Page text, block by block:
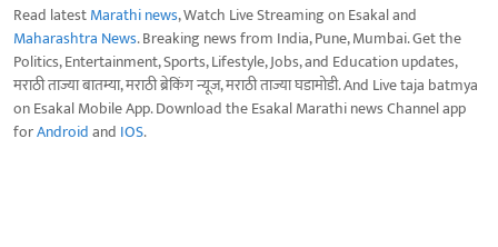
Read latestMarathi news, Watch Live Streaming on Esakal and
Maharashtra News. Breaking news from India, Pune, Mumbai. Get the
Politics, Entertainment, Sports, Lifestyle, Jobs, and Education updates,
मराठी ताज्या बातम्या, मराठी ब्रेकिंग न्यूज, मराठी ताज्या घडामोडी. And Live taja batmya
on Esakal Mobile App. Download the Esakal Marathi news Channel app
forAndroidand IOS.